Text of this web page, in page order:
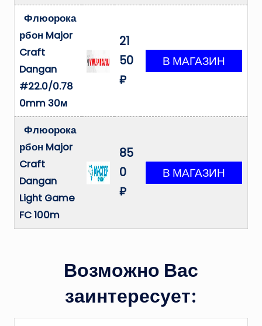
Флюорока
рбон Major
Craft
Dangan
#22.0/0.78
0mm 30м
21
50
₽
Флюорока
рбон Major
Craft
Dangan
Light Game
FC 100m
85
0
₽
Возможно Вас
заинтересует: